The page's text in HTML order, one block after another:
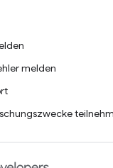
melden